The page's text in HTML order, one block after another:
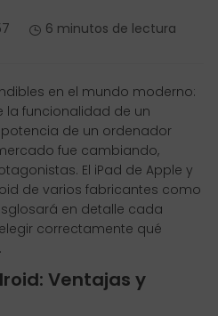
6 minutos de lectura
en el mundo moderno:
la funcionalidad de un
de un ordenador
fue cambiando,
El iPad de Apple y
de varios fabricantes como
en detalle cada
correctamente qué
Ventajas y